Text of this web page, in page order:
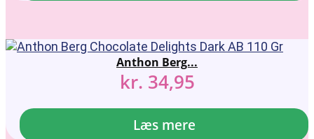
Anthon Berg...
kr. 34,95
Læs mere